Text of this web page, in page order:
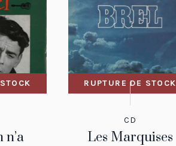
n’a
RUPTURE DE STOCK
CD
Les Marquises